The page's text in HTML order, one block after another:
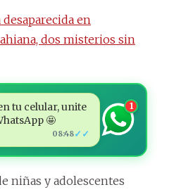
en
dos misterios sin
tu celular, unite
🤩
08:48✓✓
1
niñas y adolescentes